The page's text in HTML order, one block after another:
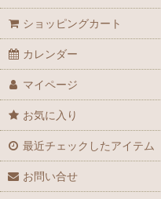
ショッピングカート
カレンダー
マイページ
お気に入り
最近チェックしたアイテム
お問い合せ